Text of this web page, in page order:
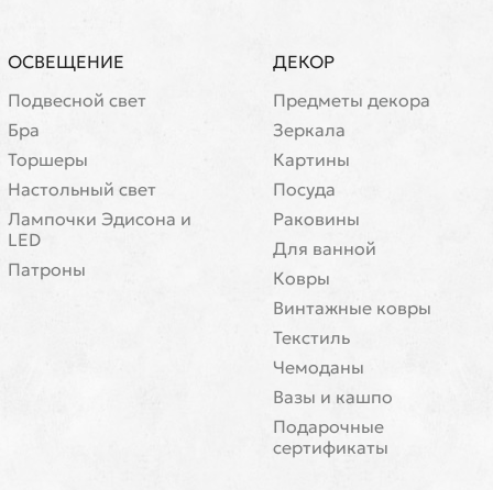
ОСВЕЩЕНИЕ
Подвесной свет
Бра
Торшеры
Настольный свет
Лампочки Эдисона и
LED
Патроны
ДЕКОР
Предметы декора
Зеркала
Картины
Посуда
Раковины
Для ванной
Ковры
Винтажные ковры
Текстиль
Чемоданы
Вазы и кашпо
Подарочные
сертификаты